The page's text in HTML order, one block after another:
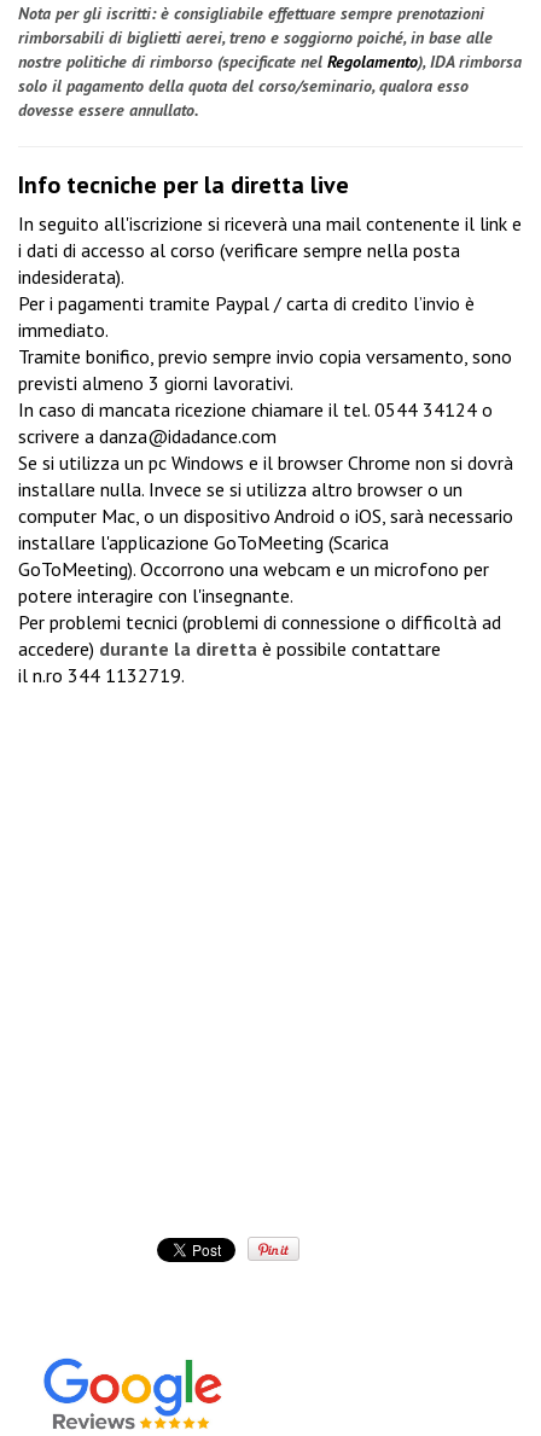
Nota per gli iscritti: è consigliabile effettuare sempre prenotazioni
rimborsabili di biglietti aerei, treno e soggiorno poiché, in base alle
nostre politiche di rimborso (specificate nel Regolamento), IDA rimborsa
solo il pagamento della quota del corso/seminario, qualora esso
dovesse essere annullato.
Info tecniche per la diretta live
In seguito all'iscrizione si riceverà una mail contenente il link e
i dati di accesso al corso (verificare sempre nella posta
indesiderata).
Per i pagamenti tramite Paypal / carta di credito l’invio è
immediato.
Tramite bonifico, previo sempre invio copia versamento, sono
previsti almeno 3 giorni lavorativi.
In caso di mancata ricezione chiamare il tel. 0544 34124 o
scrivere a danza@idadance.com
Se si utilizza un pc Windows e il browser Chrome non si dovrà
installare nulla. Invece se si utilizza altro browser o un
computer Mac, o un dispositivo Android o iOS, sarà necessario
installare l'applicazione GoToMeeting (Scarica
GoToMeeting). Occorrono una webcam e un microfono per
potere interagire con l'insegnante.
Per problemi tecnici (problemi di connessione o difficoltà ad
accedere) durante la diretta è possibile contattare
il n.ro 344 1132719.